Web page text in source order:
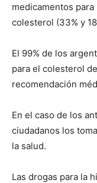
medicamentos
colesterol (33% y
El 99% de los
para el colesterol
recomendación
En el caso de los
ciudadanos los
la salud.
Las drogas para la